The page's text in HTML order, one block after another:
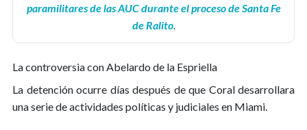
paramilitares de las AUC durante el proceso de Santa Fe
de Ralito.
La controversia con Abelardo de la Espriella
La detención ocurre días después de que Coral desarrollara
una serie de actividades políticas y judiciales en Miami.